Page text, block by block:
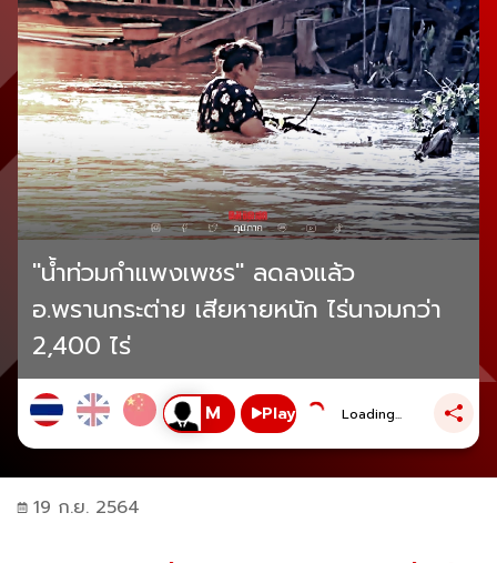
"น้ำท่วมกำแพงเพชร" ลดลงแล้ว
อ.พรานกระต่าย เสียหายหนัก ไร่นาจมกว่า
2,400 ไร่
Play Loading...
19 ก.ย. 2564